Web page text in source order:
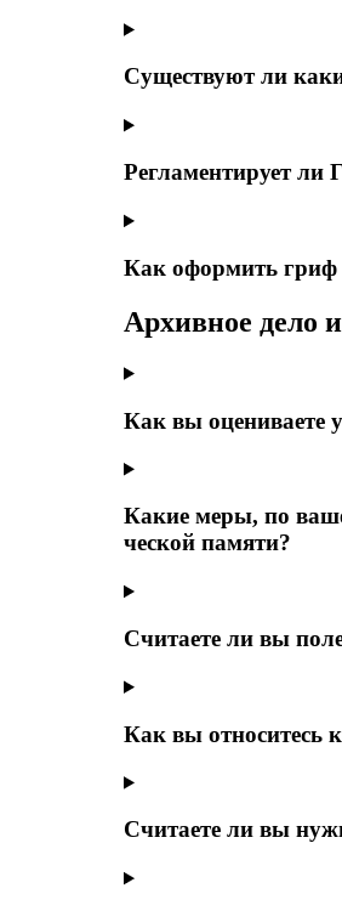
Существуют ли
Регламентирует ли
Как оформить гриф
Архивное дело
Как вы оцениваете
Какие меры, по
ческой памяти?
Считаете ли вы
Как вы относитесь
Считаете ли вы